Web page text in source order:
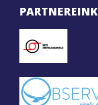
PARTNEREINK